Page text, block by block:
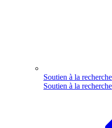
Soutien à la recherche
Soutien à la recherche